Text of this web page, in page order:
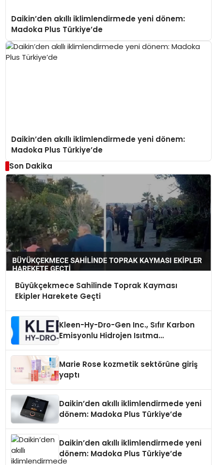
Daikin’den akıllı iklimlendirmede yeni dönem:
Madoka Plus Türkiye’de
Daikin’den akıllı iklimlendirmede yeni dönem:
Madoka Plus Türkiye’de
Son Dakika
Büyükçekmece Sahilinde Toprak Kayması
Ekipler Harekete Geçti
Kleen-Hy-Dro-Gen Inc., Sıfır Karbon
Emisyonlu Hidrojen Isıtma
Marie Rose kozmetik sektörüne giriş
yaptı
Daikin’den akıllı iklimlendirmede yeni
dönem: Madoka Plus Türkiye’de
Daikin’den akıllı iklimlendirmede yeni
dönem: Madoka Plus Türkiye’de